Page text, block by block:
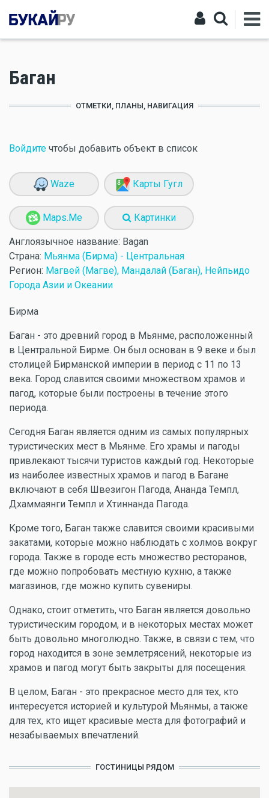
Баган
ОТМЕТКИ, ПЛАНЫ, НАВИГАЦИЯ
Войдите чтобы добавить объект в список
Waze Карты Гугл
Maps.Me Картинки
Англоязычное название: Bagan
Страна: Мьянма (Бирма) - Центральная
Регион: Магвей (Магве), Мандалай (Баган), Нейпьидо
Города Азии и Океании
Бирма
Баган - это древний город в Мьянме, расположенный
в Центральной Бирме. Он был основан в 9 веке и был
столицей Бирманской империи в период с 11 по 13
века. Город славится своими множеством храмов и
пагод, которые были построены в течение этого
периода.
Сегодня Баган является одним из самых популярных
туристических мест в Мьянме. Его храмы и пагоды
привлекают тысячи туристов каждый год. Некоторые
из наиболее известных храмов и пагод в Багане
включают в себя Швезигон Пагода, Ананда Темпл,
Дхаммаянги Темпл и Хтиннанда Пагода.
Кроме того, Баган также славится своими красивыми
закатами, которые можно наблюдать с холмов вокруг
города. Также в городе есть множество ресторанов,
где можно попробовать местную кухню, а также
магазинов, где можно купить сувениры.
Однако, стоит отметить, что Баган является довольно
туристическим городом, и в некоторых местах может
быть довольно многолюдно. Также, в связи с тем, что
город находится в зоне землетрясений, некоторые из
храмов и пагод могут быть закрыты для посещения.
В целом, Баган - это прекрасное место для тех, кто
интересуется историей и культурой Мьянмы, а также
для тех, кто ищет красивые места для фотографий и
незабываемых впечатлений.
ГОСТИНИЦЫ РЯДОМ